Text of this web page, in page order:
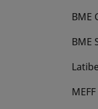
BME
se
BME
se
se
MEFF
se